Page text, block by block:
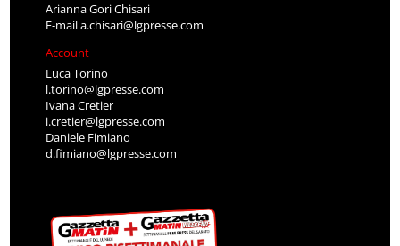
Arianna Gori Chisari
E-maila.chisari@lgpresse.com
Account
Luca Torino
l.torino@lgpresse.com
Ivana Cretier
i.cretier@lgpresse.com
Daniele Fimiano
d.fimiano@lgpresse.com